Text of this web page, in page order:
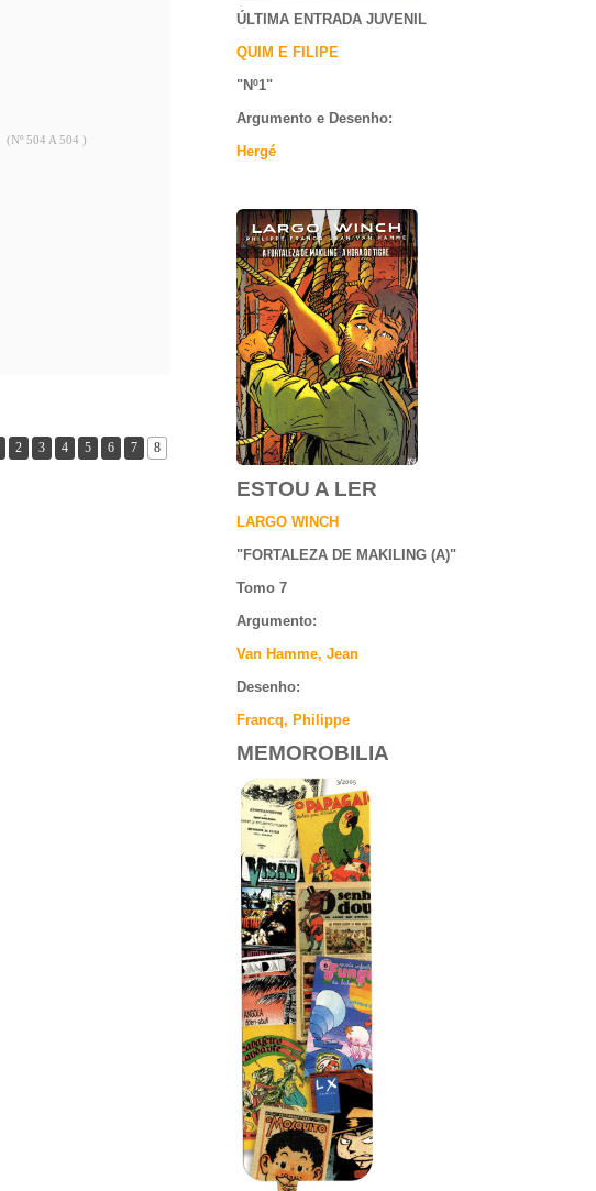
(Nº 504 A 504 )
2 3 4 5 6 7 8
ÚLTIMA ENTRADA JUVENIL
QUIM E FILIPE
"Nº1"
Argumento e Desenho:
Hergé
ESTOU A LER
LARGO WINCH
"FORTALEZA DE MAKILING (A)"
Tomo 7
Argumento:
Van Hamme, Jean
Desenho:
Francq, Philippe
MEMOROBILIA